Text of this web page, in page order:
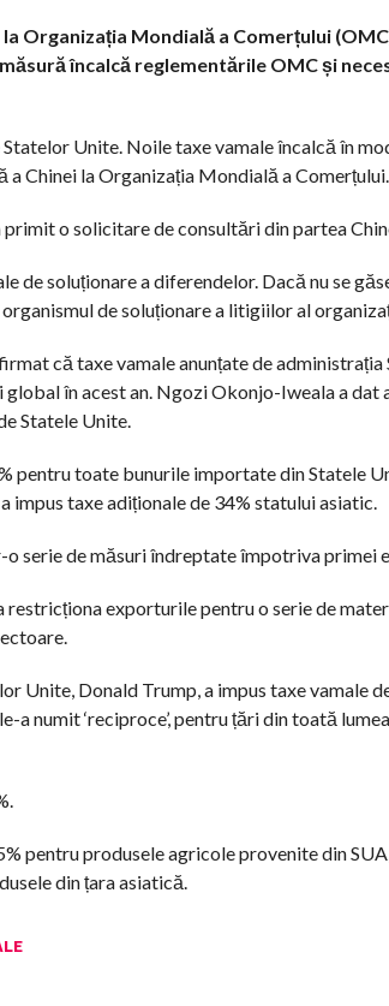
Organizația Mondială a Comerțului
încalcă reglementările OMC și
Unite. Noile taxe vamale încalcă în
Chinei la Organizația Mondială a Comerțului.
o solicitare de consultări din partea
soluționare a diferendelor. Dacă nu se
de soluționare a litigiilor al
că taxe vamale anunțate de administrația
în acest an. Ngozi Okonjo-Iweala a
Statele Unite.
pentru toate bunurile importate din Statele
impus taxe adiționale de 34% statului asiatic.
serie de măsuri îndreptate împotriva primei
restricționa exporturile pentru o serie de
Unite, Donald Trump, a impus taxe vamale
numit ‘reciproce’, pentru țări din toată
pentru produsele agricole provenite din
din țara asiatică.